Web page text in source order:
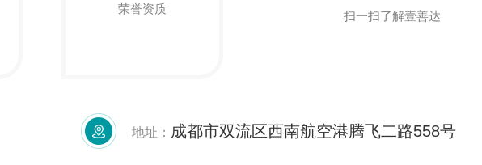
荣誉资质
扫一扫了解壹善达
地址： 成都市双流区西南航空港腾飞二路558号